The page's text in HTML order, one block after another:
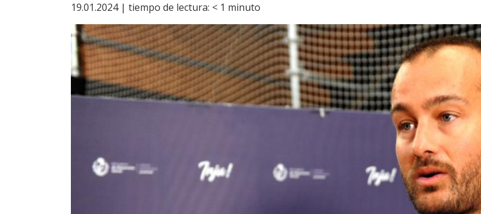
19.01.2024 | tiempo de lectura: < 1 minuto